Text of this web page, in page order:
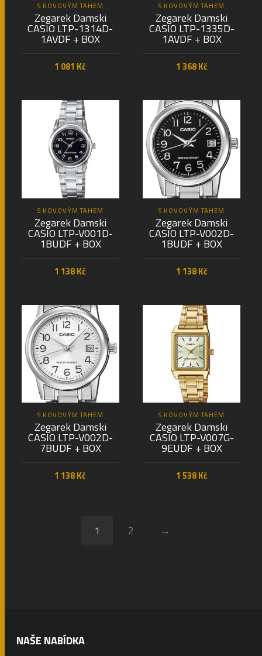
S KOVOVÝM TAHEM
Zegarek Damski
CASIO LTP-1314D-
1AVDF + BOX
1 081 Kč
S KOVOVÝM TAHEM
Zegarek Damski
CASIO LTP-1335D-
1AVDF + BOX
1 368Kč
S KOVOVÝM TAHEM
Zegarek Damski
CASIO LTP-V001D-
1BUDF + BOX
1 138Kč
S KOVOVÝM TAHEM
Zegarek Damski
CASIO LTP-V002D-
1BUDF + BOX
1 138Kč
S KOVOVÝM TAHEM
Zegarek Damski
CASIO LTP-V002D-
7BUDF + BOX
1 138Kč
S KOVOVÝM TAHEM
Zegarek Damski
CASIO LTP-V007G-
9EUDF + BOX
1 538Kč
1 2 →
NAŠE NABÍDKA